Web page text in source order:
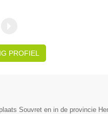
PROFIEL
Souvret en in de provincie